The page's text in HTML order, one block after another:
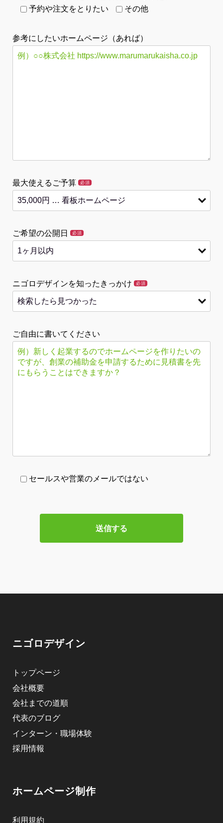
予約や注文をとりたい
その他
参考にしたいホームページ（あれば）
最大使えるご予算 必須
ご希望の公開日 必須
ニゴロデザインを知ったきっかけ 必須
ご自由に書いてください
セールスや営業のメールではない
ニゴロデザイン
トップページ
会社概要
会社までの道順
代表のブログ
インターン・職場体験
採用情報
ホームページ制作
利用規約